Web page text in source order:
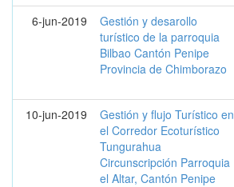
6-jun-2019
Gestión y desarollo
turístico de la parroquia
Bilbao Cantón Penipe
Provincia de Chimborazo
10-jun-2019
Gestión y flujo Turístico en
el Corredor Ecoturístico
Tungurahua
Circunscripción Parroquia
el Altar, Cantón Penipe